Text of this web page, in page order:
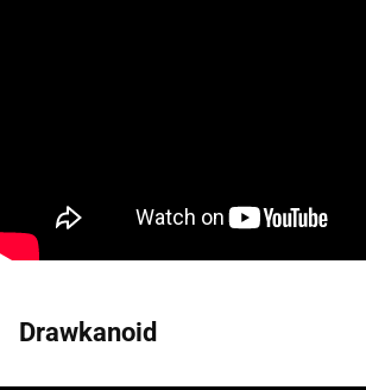
Drawkanoid